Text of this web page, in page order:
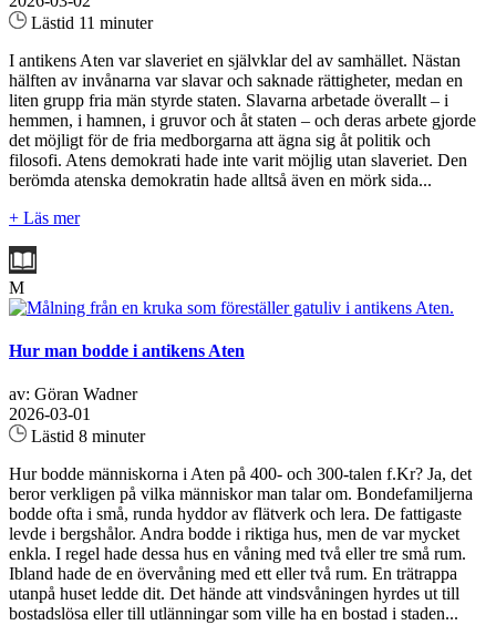
Lästid 11 minuter
I antikens Aten var slaveriet en självklar del av samhället. Nästan
hälften av invånarna var slavar och saknade rättigheter, medan en
liten grupp fria män styrde staten. Slavarna arbetade överallt – i
hemmen, i hamnen, i gruvor och åt staten – och deras arbete gjorde
det möjligt för de fria medborgarna att ägna sig åt politik och
filosofi. Atens demokrati hade inte varit möjlig utan slaveriet. Den
berömda atenska demokratin hade alltså även en mörk sida...
+ Läs mer
M
Hur man bodde i antikens Aten
av: Göran Wadner
2026-03-01
Lästid 8 minuter
Hur bodde människorna i Aten på 400- och 300-talen f.Kr? Ja, det
beror verkligen på vilka människor man talar om. Bondefamiljerna
bodde ofta i små, runda hyddor av flätverk och lera. De fattigaste
levde i bergshålor. Andra bodde i riktiga hus, men de var mycket
enkla. I regel hade dessa hus en våning med två eller tre små rum.
Ibland hade de en övervåning med ett eller två rum. En trätrappa
utanpå huset ledde dit. Det hände att vindsvåningen hyrdes ut till
bostadslösa eller till utlänningar som ville ha en bostad i staden...